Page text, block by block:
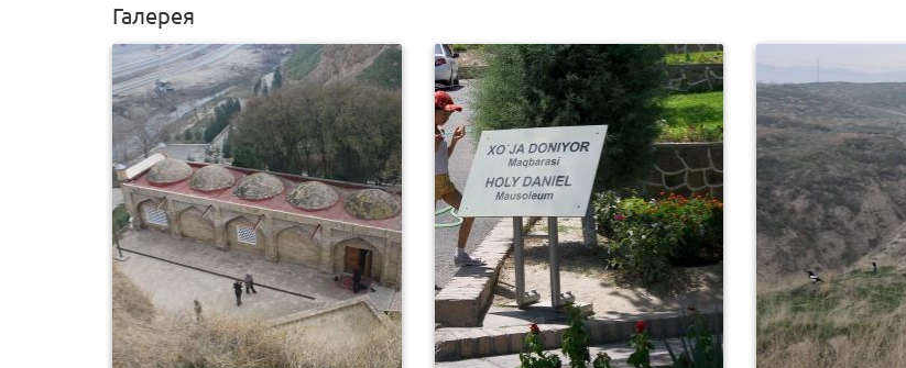
Галерея
0 161 0 247 0